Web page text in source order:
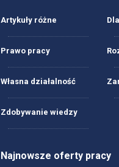
Artykuły różne
Prawo pracy
Własna działalność
Zdobywanie wiedzy
Najnowsze oferty pracy